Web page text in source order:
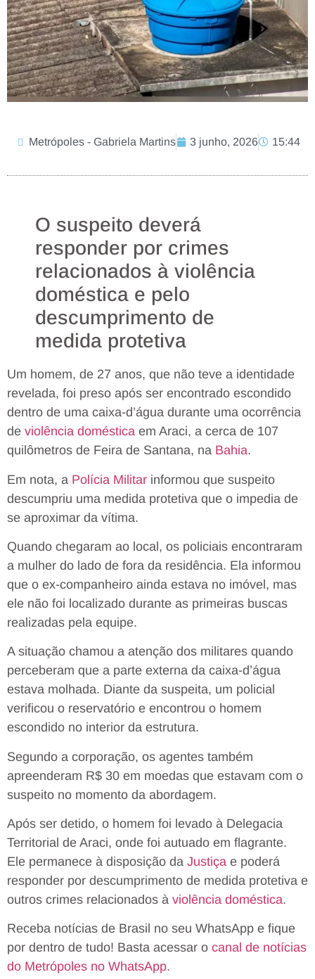
Metrópoles - Gabriela Martins 3 junho, 2026 15:44
O suspeito deverá
responder por crimes
relacionados à violência
doméstica e pelo
descumprimento de
medida protetiva
Um homem, de 27 anos, que não teve a identidade
revelada, foi preso após ser encontrado escondido
dentro de uma caixa-d’água durante uma ocorrência
de violência doméstica em Araci, a cerca de 107
quilômetros de Feira de Santana, na Bahia.
Em nota, a Polícia Militar informou que suspeito
descumpriu uma medida protetiva que o impedia de
se aproximar da vítima.
Quando chegaram ao local, os policiais encontraram
a mulher do lado de fora da residência. Ela informou
que o ex-companheiro ainda estava no imóvel, mas
ele não foi localizado durante as primeiras buscas
realizadas pela equipe.
A situação chamou a atenção dos militares quando
perceberam que a parte externa da caixa-d’água
estava molhada. Diante da suspeita, um policial
verificou o reservatório e encontrou o homem
escondido no interior da estrutura.
Segundo a corporação, os agentes também
apreenderam R$ 30 em moedas que estavam com o
suspeito no momento da abordagem.
Após ser detido, o homem foi levado à Delegacia
Territorial de Araci, onde foi autuado em flagrante.
Ele permanece à disposição da Justiça e poderá
responder por descumprimento de medida protetiva e
outros crimes relacionados à violência doméstica.
Receba notícias de Brasil no seu WhatsApp e fique
por dentro de tudo! Basta acessar o canal de notícias
do Metrópoles no WhatsApp.